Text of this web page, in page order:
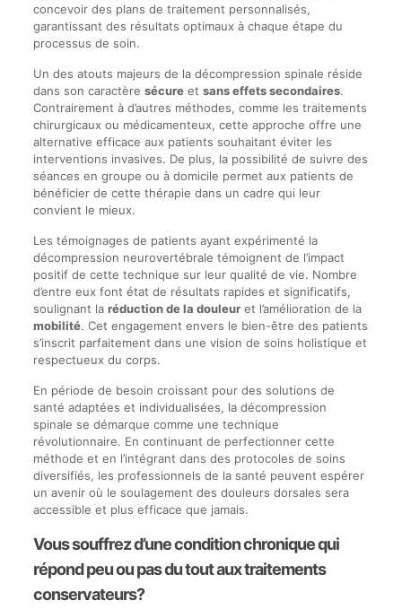
concevoir des plans de traitement personnalisés,
garantissant des résultats optimaux à chaque étape du
processus de soin.
Un des atouts majeurs de la décompression spinale réside
dans son caractère sécureet sans effets secondaires.
Contrairement à d’autres méthodes, comme les traitements
chirurgicaux ou médicamenteux, cette approche offre une
alternative efficace aux patients souhaitant éviter les
interventions invasives. De plus, la possibilité de suivre des
séances en groupe ou à domicile permet aux patients de
bénéficier de cette thérapie dans un cadre qui leur
convient le mieux.
Les témoignages de patients ayant expérimenté la
décompression neurovertébrale témoignent de l’impact
positif de cette technique sur leur qualité de vie. Nombre
d’entre eux font état de résultats rapides et significatifs,
soulignant la réduction de la douleuret l’amélioration de la
mobilité. Cet engagement envers le bien-être des patients
s’inscrit parfaitement dans une vision de soins holistique et
respectueux du corps.
En période de besoin croissant pour des solutions de
santé adaptées et individualisées, la décompression
spinale se démarque comme une technique
révolutionnaire. En continuant de perfectionner cette
méthode et en l’intégrant dans des protocoles de soins
diversifiés, les professionnels de la santé peuvent espérer
un avenir où le soulagement des douleurs dorsales sera
accessible et plus efficace que jamais.
Vous souffrez d’une condition chronique qui
répond peu ou pas du tout aux traitements
conservateurs?